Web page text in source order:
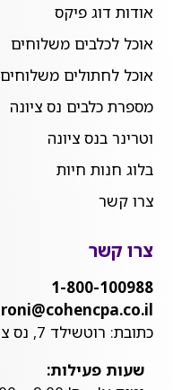
אודות דוג פיקס
אוכל לכלבים משלוחים
אוכל לחתולים משלוחים
מספרת כלבים נס ציונה
וטרינר בנס ציונה
בלוג חנות חיות
צרו קשר
צרו קשר
1-800-100988
roni@cohencpa.co.il
כתובת: רוטשילד 7, נס ציונה
שעות פעילות: